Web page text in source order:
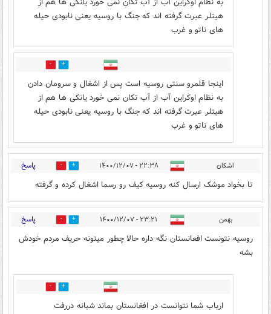
هیتلر عبرت گرفته اند که جنگ با روسیه یعنی نابودی حیله
های ناتو و غرب
10
اینجا قلمرو سنتی روسیه است پس از اشغال و سرومان دادن
به نظام اوکراین آب از آب تکان نمی خورد یانکی ها هم از
هیتلر عبرت گرفته اند که جنگ با روسیه یعنی نابودی حیله
های ناتو و غرب
اشکان ۲۲:۳۸ - ۱۴۰۰/۱۲/۰۷ 12 پاسخ
تا بخواد موشک ارسال کنه روسیه کیف رو رسما اشغال کرده و گرفته
بهمن ۲۳:۲۱ - ۱۴۰۰/۱۲/۰۷ 13 پاسخ
روسیه نتونست افعانستان نگه داره حالا چطور میتونه حریف مردم خودش
بشه
0
ارباب شما نتوانست در افغانستان بماند شبانه دررفت